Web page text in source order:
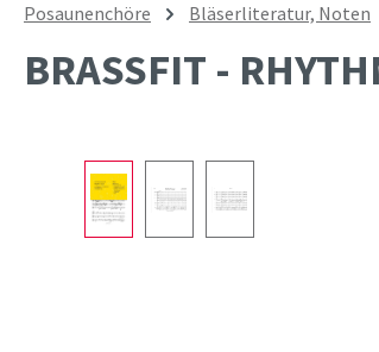
Posaunenchöre Bläserliteratur, Noten
BRASSFIT -
Bildergalerie überspringen